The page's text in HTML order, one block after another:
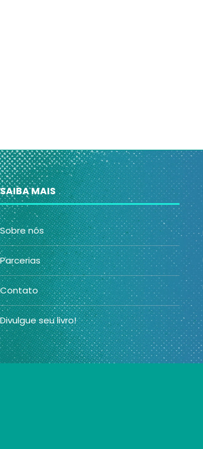
SAIBA MAIS
Sobre nós
Parcerias
Contato
Divulgue seu livro!